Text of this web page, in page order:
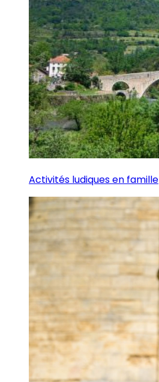
Activités ludiques en famille